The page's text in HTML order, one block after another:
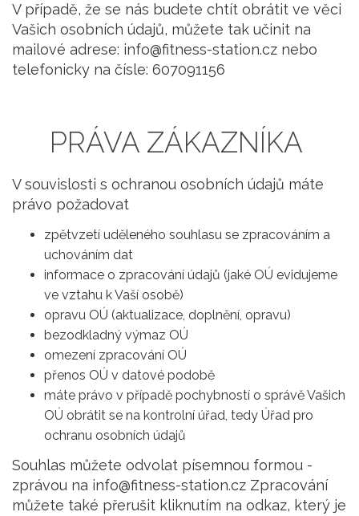
V případě, že se nás budete chtít obrátit ve věci
Vašich osobních údajů, můžete tak učinit na
mailové adrese: info@fitness-station.cz nebo
telefonicky na čísle: 607091156
PRÁVA ZÁKAZNÍKA
V souvislosti s ochranou osobních údajů máte
právo požadovat
zpětvzetí uděleného souhlasu se zpracováním a
uchováním dat
informace o zpracování údajů (jaké OÚ evidujeme
ve vztahu k Vaší osobě)
opravu OÚ (aktualizace, doplnění, opravu)
bezodkladný výmaz OÚ
omezení zpracování OÚ
přenos OÚ v datové podobě
máte právo v případě pochybností o správě Vašich
OÚ obrátit se na kontrolní úřad, tedy Úřad pro
ochranu osobních údajů
Souhlas můžete odvolat písemnou formou -
zprávou na info@fitness-station.cz Zpracování
můžete také přerušit kliknutím na odkaz, který je